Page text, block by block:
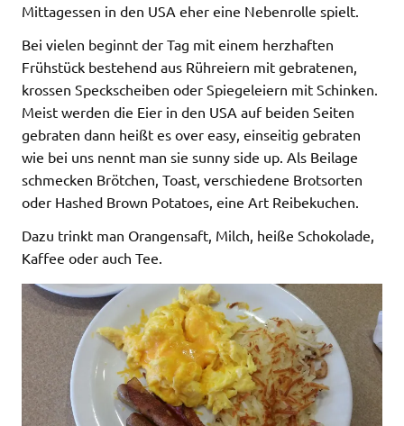
Mittagessen in den USA eher eine Nebenrolle spielt.
Bei vielen beginnt der Tag mit einem herzhaften
Frühstück bestehend aus Rühreiern mit gebratenen,
krossen Speckscheiben oder Spiegeleiern mit Schinken.
Meist werden die Eier in den USA auf beiden Seiten
gebraten dann heißt es over easy, einseitig gebraten
wie bei uns nennt man sie sunny side up. Als Beilage
schmecken Brötchen, Toast, verschiedene Brotsorten
oder Hashed Brown Potatoes, eine Art Reibekuchen.
Dazu trinkt man Orangensaft, Milch, heiße Schokolade,
Kaffee oder auch Tee.